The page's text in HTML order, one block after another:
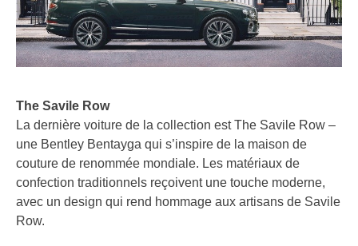
The Savile Row
La dernière voiture de la collection est The Savile Row –
une Bentley Bentayga qui s’inspire de la maison de
couture de renommée mondiale. Les matériaux de
confection traditionnels reçoivent une touche moderne,
avec un design qui rend hommage aux artisans de Savile
Row.